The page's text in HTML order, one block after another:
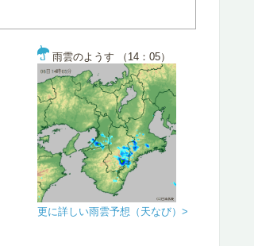
雨雲のようす （14：05）
更に詳しい雨雲予想（天なび）>